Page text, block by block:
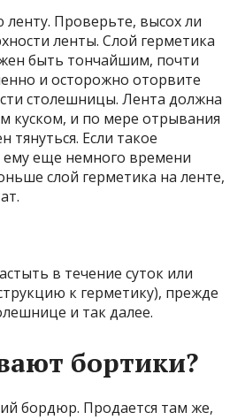
Проверьте, высох ли
ленты. Слой герметика
быть тончайшим, почти
и осторожно оторвите
столешницы. Лента должна
куском, и по мере отрывания
тянуться. Если такое
ему еще немного времени
слой герметика на ленте,
в течение суток или
к герметику), прежде
и так далее.
бортики?
бордюр. Продается там же,